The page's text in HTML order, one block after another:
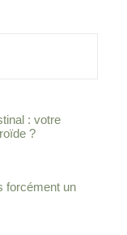
: votre
?
forcément un